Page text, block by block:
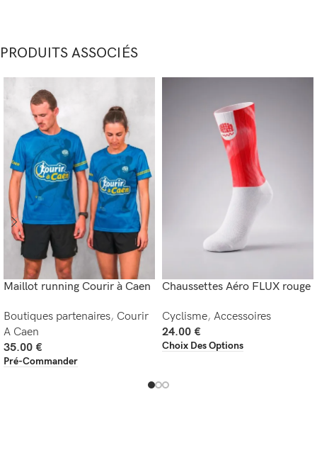
PRODUITS ASSOCIÉS
Maillot running Courir à Caen
Boutiques partenaires, Courir
A Caen
35.00 €
Pré-Commander
Chaussettes Aéro FLUX rouge
Cyclisme, Accessoires
24.00 €
Choix Des Options